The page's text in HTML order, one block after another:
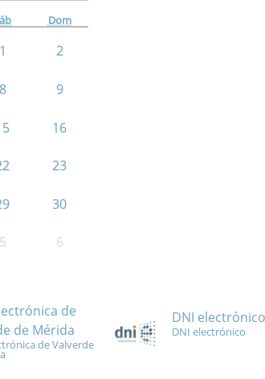
Dom
1 2
8 9
16
23
30
5 6
de
de Mérida
de Valverde
DNI electrónico
DNI electrónico